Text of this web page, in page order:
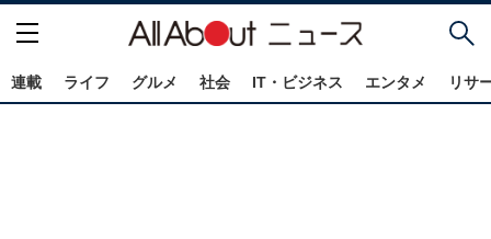
連載 ライフ グルメ 社会 IT・ビジネス エンタメ リサ